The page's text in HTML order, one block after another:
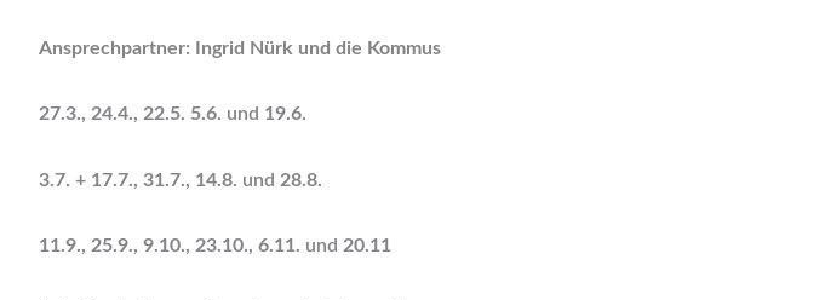
Ansprechpartner: Ingrid Nürk und die Kommus
27.3., 24.4., 22.5. 5.6. und 19.6.
3.7. + 17.7., 31.7., 14.8. und 28.8.
11.9., 25.9., 9.10., 23.10., 6.11. und 20.11